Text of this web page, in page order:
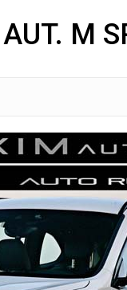
M